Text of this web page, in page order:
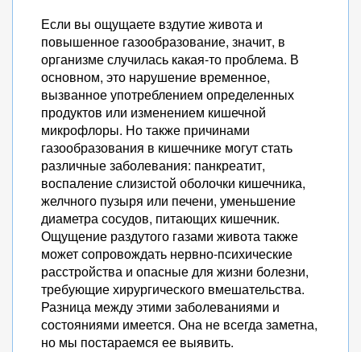
Если вы ощущаете вздутие живота и
повышенное газообразование, значит, в
организме случилась какая-то проблема. В
основном, это нарушение временное,
вызванное употреблением определенных
продуктов или изменением кишечной
микрофлоры. Но также причинами
газообразования в кишечнике могут стать
различные заболевания: панкреатит,
воспаление слизистой оболочки кишечника,
желчного пузыря или печени, уменьшение
диаметра сосудов, питающих кишечник.
Ощущение раздутого газами живота также
может сопровождать нервно-психические
расстройства и опасные для жизни болезни,
требующие хирургического вмешательства.
Разница между этими заболеваниями и
состояниями имеется. Она не всегда заметна,
но мы постараемся ее выявить.